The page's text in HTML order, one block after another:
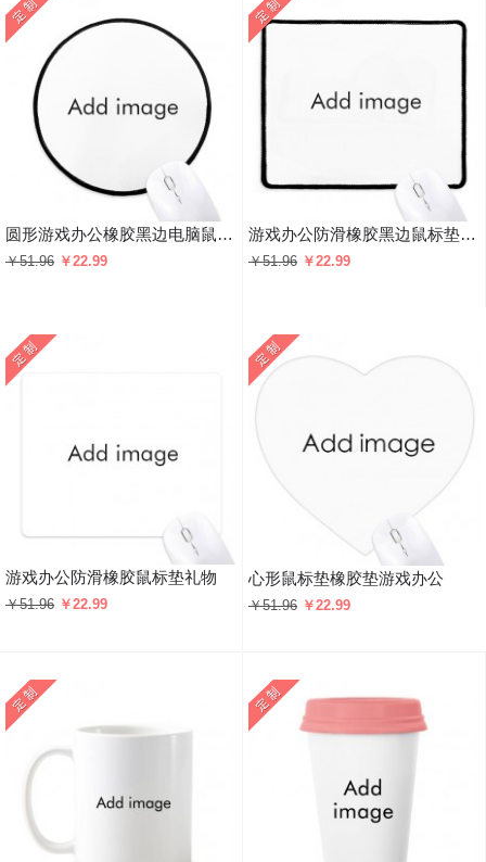
圆形游戏办公橡胶黑边电脑鼠标垫
￥51.96 ￥22.99
游戏办公防滑橡胶黑边鼠标垫礼物
￥51.96 ￥22.99
游戏办公防滑橡胶鼠标垫礼物
￥51.96 ￥22.99
心形鼠标垫橡胶垫游戏办公
￥51.96 ￥22.99